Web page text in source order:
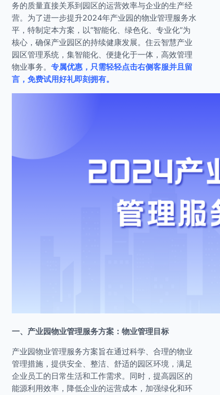
务的质量直接关系到园区的运营效率与企业的生产经
营。为了进一步提升2024年产业园的物业管理服务水
平，特制定本方案，以“智能化、绿色化、专业化”为
核心，确保产业园区的持续健康发展。住云智慧产业
园区管理系统，集智能化、便捷化于一体，高效管理
物业事务。 专属优惠，只需轻轻点击右侧客服并且留
言，免费试用好礼即刻拥有。
一、产业园物业管理服务方案：物业管理目标
产业园物业管理服务方案旨在通过科学、合理的物业
管理措施，提供安全、整洁、舒适的园区环境，满足
企业员工的日常生活和工作需求。同时，提高园区的
能源利用效率，降低企业的运营成本，加强绿化和环